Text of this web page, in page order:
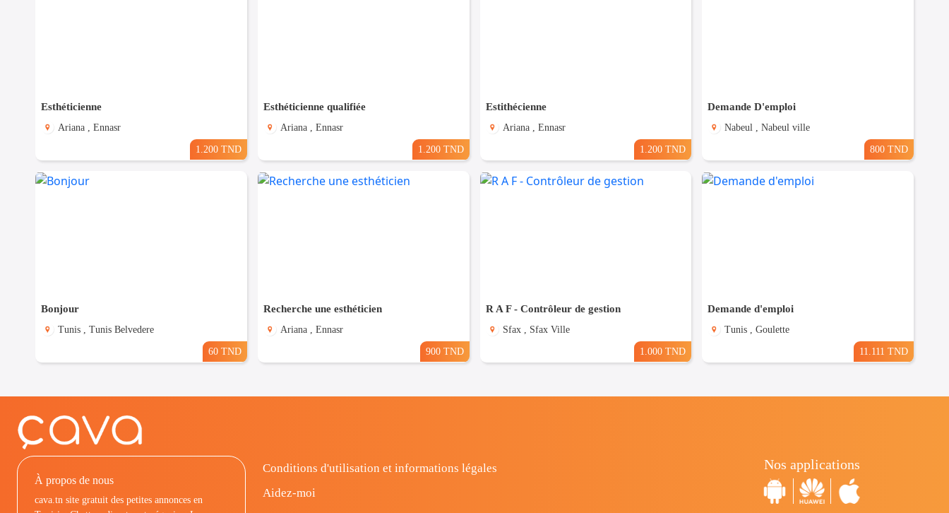
Esthéticienne
Ariana , Ennasr
1.200 TND
Esthéticienne qualifiée
Ariana , Ennasr
1.200 TND
Estithécienne
Ariana , Ennasr
1.200 TND
Demande D'emploi
Nabeul , Nabeul ville
800 TND
Bonjour
Tunis , Tunis Belvedere
60 TND
Recherche une esthéticien
Ariana , Ennasr
900 TND
R A F - Contrôleur de gestion
Sfax , Sfax Ville
1.000 TND
Demande d'emploi
Tunis , Goulette
11.111 TND
À propos de nous
cava.tn site gratuit des petites annonces en
Conditions d'utilisation et informations légales
Aidez-moi
Nos applications